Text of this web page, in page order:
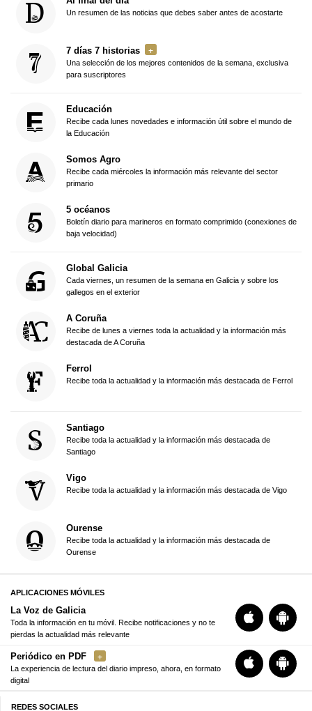
Un resumen de las noticias que debes saber antes de acostarte
7 días 7 historias
Una selección de los mejores contenidos de la semana, exclusiva
para suscriptores
Educación
Recibe cada lunes novedades e información útil sobre el mundo de
la Educación
Somos Agro
Recibe cada miércoles la información más relevante del sector
primario
5 océanos
Boletín diario para marineros en formato comprimido (conexiones de
baja velocidad)
Global Galicia
Cada viernes, un resumen de la semana en Galicia y sobre los
gallegos en el exterior
A Coruña
Recibe de lunes a viernes toda la actualidad y la información más
destacada de A Coruña
Ferrol
Recibe toda la actualidad y la información más destacada de Ferrol
Santiago
Recibe toda la actualidad y la información más destacada de
Santiago
Vigo
Recibe toda la actualidad y la información más destacada de Vigo
Ourense
Recibe toda la actualidad y la información más destacada de
Ourense
APLICACIONES MÓVILES
La Voz de Galicia
Toda la información en tu móvil. Recibe notificaciones y no te
pierdas la actualidad más relevante
Periódico en PDF
La experiencia de lectura del diario impreso, ahora, en formato
digital
REDES SOCIALES